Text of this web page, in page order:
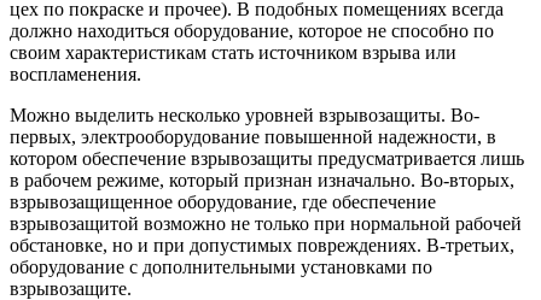
цех по покраске и прочее). В подобных помещениях всегда
должно находиться оборудование, которое не способно по
своим характеристикам стать источником взрыва или
воспламенения.
Можно выделить несколько уровней взрывозащиты. Во-
первых, электрооборудование повышенной надежности, в
котором обеспечение взрывозащиты предусматривается лишь
в рабочем режиме, который признан изначально. Во-вторых,
взрывозащищенное оборудование, где обеспечение
взрывозащитой возможно не только при нормальной рабочей
обстановке, но и при допустимых повреждениях. В-третьих,
оборудование с дополнительными установками по
взрывозащите.